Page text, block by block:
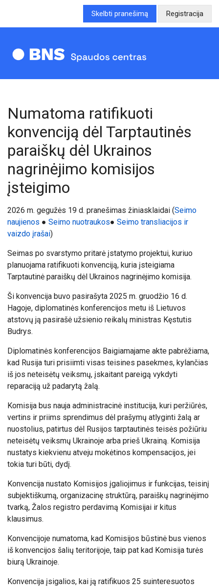
Skelbti pranešimą Registracija
Numatoma ratifikuoti
konvenciją dėl Tarptautinės
paraiškų dėl Ukrainos
nagrinėjimo komisijos
įsteigimo
2026 m. gegužės 19 d. pranešimas žiniasklaidai (Seimo
naujienos ● Seimo nuotraukos● Seimo transliacijos ir
vaizdo įrašai)
Seimas po svarstymo pritarė įstatymo projektui, kuriuo
planuojama ratifikuoti konvenciją, kuria įsteigiama
Tarptautinė paraiškų dėl Ukrainos nagrinėjimo komisija.
Ši konvencija buvo pasirašyta 2025 m. gruodžio 16 d.
Hagoje, diplomatinės konferencijos metu iš Lietuvos
atstovų ją pasirašė užsienio reikalų ministras Kęstutis
Budrys.
Diplomatinės konferencijos Baigiamajame akte pabrėžiama,
kad Rusija turi prisiimti visas teisines pasekmes, kylančias
iš jos neteisėtų veiksmų, įskaitant pareigą vykdyti
reparaciją už padarytą žalą.
Komisija bus nauja administracinė institucija, kuri peržiūrės,
vertins ir priims sprendimus dėl prašymų atlyginti žalą ar
nuostolius, patirtus dėl Rusijos tarptautinės teisės požiūriu
neteisėtų veiksmų Ukrainoje arba prieš Ukrainą. Komisija
nustatys kiekvienu atveju mokėtinos kompensacijos, jei
tokia turi būti, dydį.
Konvencija nustato Komisijos įgaliojimus ir funkcijas, teisinį
subjektiškumą, organizacinę struktūrą, paraiškų nagrinėjimo
tvarką, Žalos registro perdavimą Komisijai ir kitus
klausimus.
Konvencijoje numatoma, kad Komisijos būstinė bus vienos
iš konvencijos šalių teritorijoje, taip pat kad Komisija turės
biurą Ukrainoje.
Konvencija įsigalios, kai ją ratifikuos 25 suinteresuotos